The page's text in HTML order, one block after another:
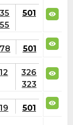
501
501
326
323
501